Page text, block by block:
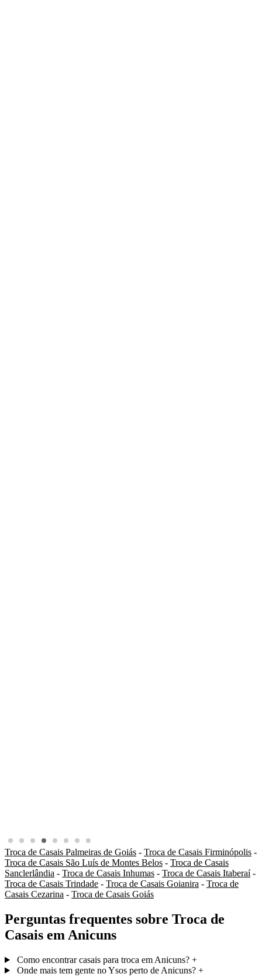
Troca de Casais Palmeiras de Goiás - Troca de Casais Firminópolis -
Troca de Casais São Luís de Montes Belos - Troca de Casais
Sanclerlândia - Troca de Casais Inhumas - Troca de Casais Itaberaí-
Troca de Casais Trindade - Troca de Casais Goianira - Troca de
Casais Cezarina - Troca de Casais Goiás
Perguntas frequentes sobre Troca de
Casais em Anicuns
Como encontrar casais para troca em Anicuns? +
Onde mais tem gente no Ysos perto de Anicuns? +